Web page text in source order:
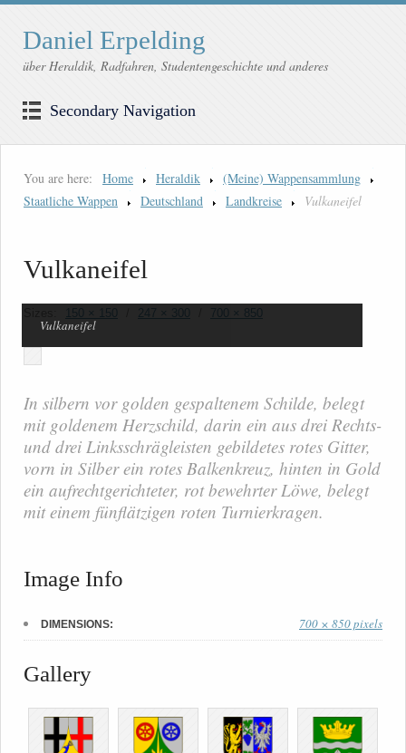
Daniel Erpelding
über Heraldik, Radfahren, Studentengeschichte und anderes
Secondary Navigation
You are here: Home Heraldik
(Meine) Wappensammlung
Staatliche Wappen
Deutschland Landkreise Vulkaneifel
Vulkaneifel
150 × 150 247 × 300 700 × 850
Vulkaneifel
In silbern vor golden gespaltenem Schilde, belegt
mit goldenem Herzschild, darin ein aus drei Rechts-
und drei Linksschrägleisten gebildetes rotes Gitter,
vorn in Silber ein rotes Balkenkreuz, hinten in Gold
ein aufrechtgerichteter, rot bewehrter Löwe, belegt
mit einem fünflätzigen roten Turnierkragen.
Image Info
DIMENSIONS: 700 × 850 pixels
Gallery